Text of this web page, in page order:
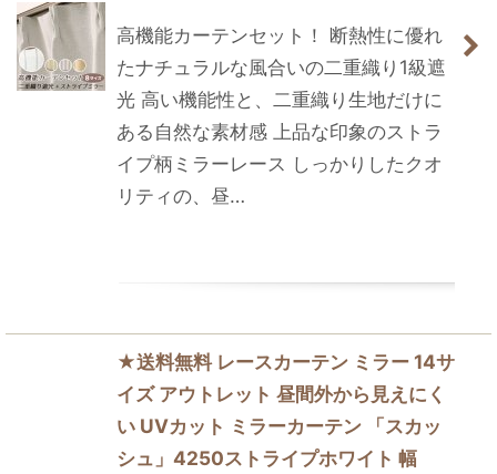
高機能カーテンセット！ 断熱性に優れ
たナチュラルな風合いの二重織り1級遮
光 高い機能性と、二重織り生地だけに
ある自然な素材感 上品な印象のストラ
イプ柄ミラーレース しっかりしたクオ
リティの、昼…
★送料無料 レースカーテン ミラー 14サ
イズ アウトレット 昼間外から見えにく
い UVカット ミラーカーテン 「スカッ
シュ」4250ストライプホワイト 幅